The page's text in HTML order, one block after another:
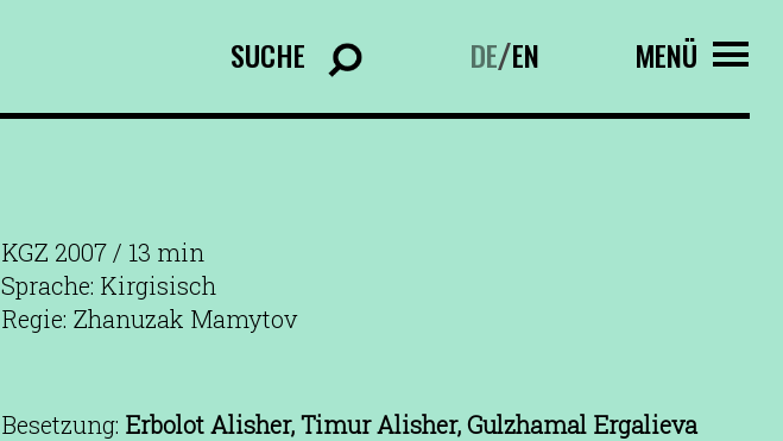
SUCHE DE/EN MENÜ
KGZ 2007 / 13 min
Sprache: Kirgisisch
Regie: Zhanuzak Mamytov
Besetzung: Erbolot Alisher, Timur Alisher, Gulzhamal Ergalieva